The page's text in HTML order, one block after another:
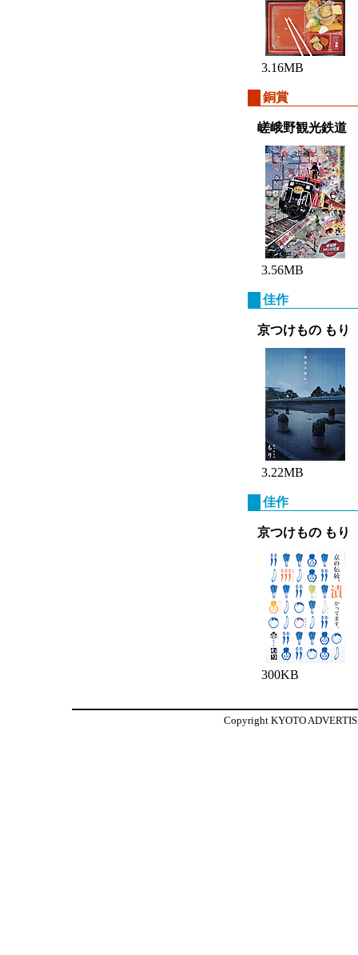
3.16MB
銅賞
嵯峨野観光鉄道
3.56MB
佳作
京つけもの もり
3.22MB
佳作
京つけもの もり
300KB
Copyright KYOTO